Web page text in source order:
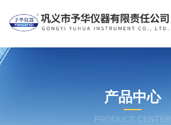
产品中心
PRODUCT CENTER